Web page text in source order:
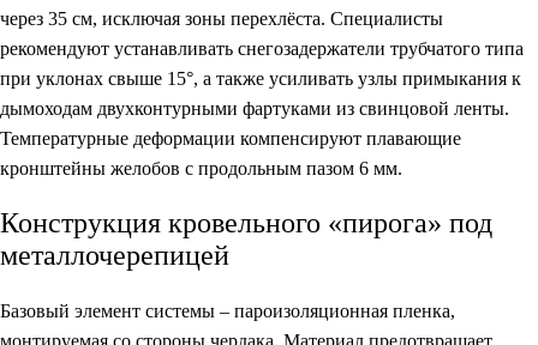
через 35 см, исключая зоны перехлёста. Специалисты
рекомендуют устанавливать снегозадержатели трубчатого типа
при уклонах свыше 15°, а также усиливать узлы примыкания к
дымоходам двухконтурными фартуками из свинцовой ленты.
Температурные деформации компенсируют плавающие
кронштейны желобов с продольным пазом 6 мм.
Конструкция кровельного «пирога» под
металлочерепицей
Базовый элемент системы – пароизоляционная пленка,
монтируемая со стороны чердака. Материал предотвращает